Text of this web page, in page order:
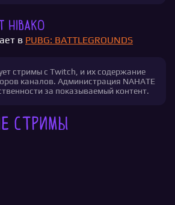
hibako
в PUBG: BATTLEGROUNDS
стримы с Twitch, и их содержание
каналов. Администрация NAHATE
за показываемый контент.
стримы